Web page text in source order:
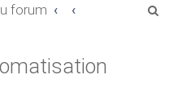
forum